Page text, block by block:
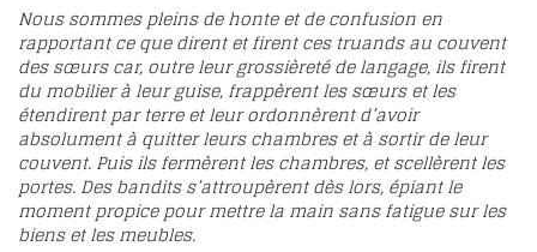
Nous sommes pleins de honte et de confusion en
rapportant ce que dirent et firent ces truands au couvent
des sœurs car, outre leur grossièreté de langage, ils firent
du mobilier à leur guise, frappèrent les sœurs et les
étendirent par terre et leur ordonnèrent d’avoir
absolument à quitter leurs chambres et à sortir de leur
couvent. Puis ils fermèrent les chambres, et scellèrent les
portes. Des bandits s’attroupèrent dès lors, épiant le
moment propice pour mettre la main sans fatigue sur les
biens et les meubles.